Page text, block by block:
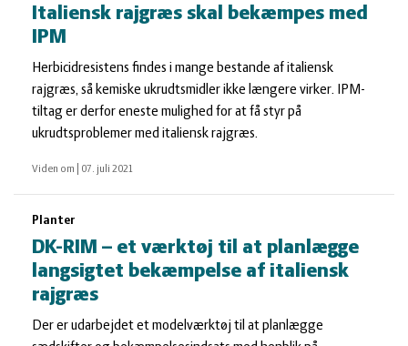
Italiensk rajgræs skal bekæmpes med
IPM
Herbicidresistens findes i mange bestande af italiensk
rajgræs, så kemiske ukrudtsmidler ikke længere virker. IPM-
tiltag er derfor eneste mulighed for at få styr på
ukrudtsproblemer med italiensk rajgræs.
Viden om 07. juli 2021
Planter
DK-RIM – et værktøj til at planlægge
langsigtet bekæmpelse af italiensk
rajgræs
Der er udarbejdet et modelværktøj til at planlægge